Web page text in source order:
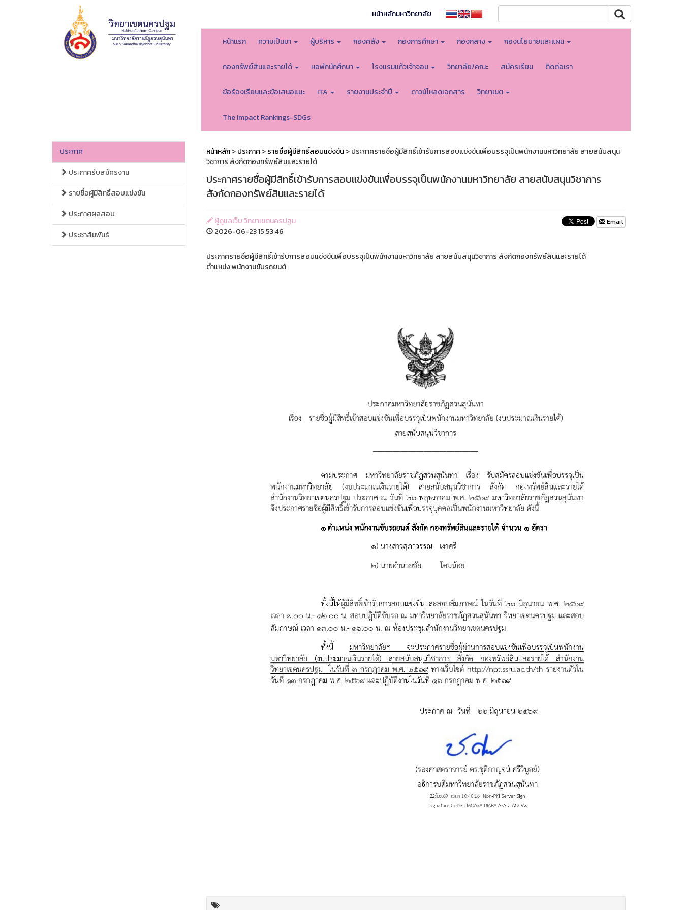
หน้าหลักมหาวิทยาลัย
หน้าเเรก ความเป็นมา ผู้บริหาร กองคลัง กองการศึกษา กองกลาง กองนโยบายเเละแผน
กองทรัพย์สินและรายได้ หอพักนักศึกษา โรงแรมแก้วเจ้าจอม วิทยาลัย/คณะ สมัครเรียน ติดต่อเรา
ข้อร้องเรียนเเละข้อเสนอแนะ ITA รายงานประจำปี ดาวน์โหลดเอกสาร วิทยาเขต
The Impact Rankings-SDGs
ประกาศ
ประกาศรับสมัครงาน
รายชื่อผู้มีสิทธิ์สอบแข่งขัน
ประกาศผลสอบ
ประชาสัมพันธ์
หน้าหลัก>ประกาศ>รายชื่อผู้มีสิทธิ์สอบแข่งขัน> ประกาศรายชื่อผู้มีสิทธิ์เข้ารับการสอบแข่งขันเพื่อบรรจุเป็นพนักงานมหาวิทยาลัย สายสนับสนุน
วิชาการ สังกัดกองทรัพย์สินและรายได้
ประกาศรายชื่อผู้มีสิทธิ์เข้ารับการสอบแข่งขันเพื่อบรรจุเป็นพนักงานมหาวิทยาลัย สายสนับสนุนวิชาการ
สังกัดกองทรัพย์สินและรายได้
ผู้ดูแลเว็บ วิทยาเขตนครปฐม
2026-06-23 15:53:46
Email
ประกาศรายชื่อผู้มีสิทธิ์เข้ารับการสอบแข่งขันเพื่อบรรจุเป็นพนักงานมหาวิทยาลัย สายสนับสนุนวิชาการ สังกัดกองทรัพย์สินและรายได้
ตำแหน่ง พนักงานขับรถยนต์